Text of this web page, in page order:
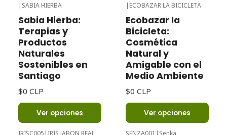
| SABIA HIERBA
Sabia Hierba:
Terapias y
Productos
Naturales
Sostenibles en
Santiago
$0 CLP
Ver opciones
| ECOBAZAR LA BICICLETA
Ecobazar la
Bicicleta:
Cosmética
Natural y
Amigable con el
Medio Ambiente
$0 CLP
Ver opciones
IRISC005 | IRIS JABON REAL SENZA001 | Senka